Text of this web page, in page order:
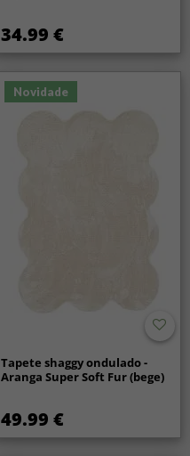
34.99 €
Novidade
Tapete shaggy ondulado -
Aranga Super Soft Fur (bege)
49.99 €